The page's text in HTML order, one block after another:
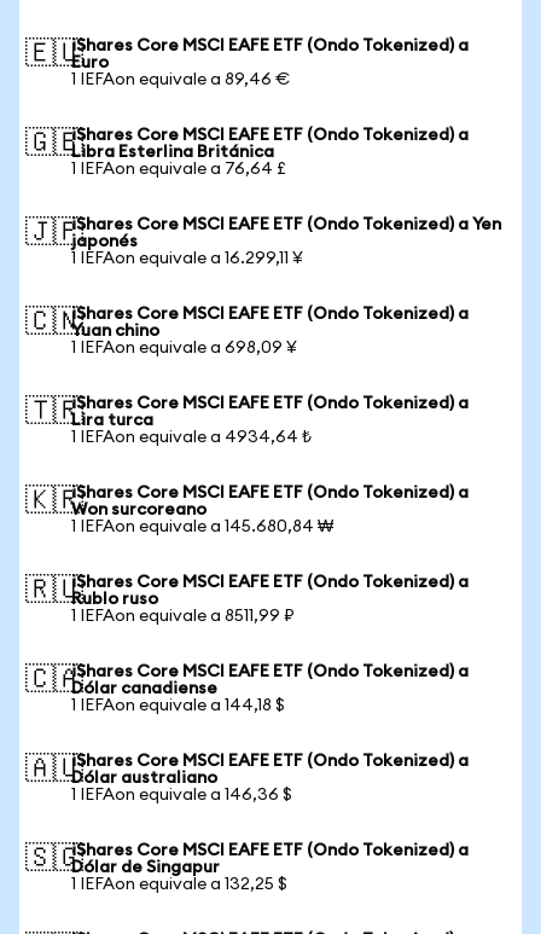
🇪🇺iShares Core MSCI EAFE ETF (Ondo Tokenized) a
Euro
1 IEFAon equivale a 89,46 €
🇬🇧iShares Core MSCI EAFE ETF (Ondo Tokenized) a
Libra Esterlina Británica
1 IEFAon equivale a 76,64 £
🇯🇵iShares Core MSCI EAFE ETF (Ondo Tokenized) a Yen
japonés
1 IEFAon equivale a 16.299,11 ¥
🇨🇳iShares Core MSCI EAFE ETF (Ondo Tokenized) a
Yuan chino
1 IEFAon equivale a 698,09 ¥
🇹🇷iShares Core MSCI EAFE ETF (Ondo Tokenized) a
Lira turca
1 IEFAon equivale a 4934,64 ₺
🇰🇷iShares Core MSCI EAFE ETF (Ondo Tokenized) a
Won surcoreano
1 IEFAon equivale a 145.680,84 ₩
🇷🇺iShares Core MSCI EAFE ETF (Ondo Tokenized) a
Rublo ruso
1 IEFAon equivale a 8511,99 ₽
🇨🇦iShares Core MSCI EAFE ETF (Ondo Tokenized) a
Dólar canadiense
1 IEFAon equivale a 144,18 $
🇦🇺iShares Core MSCI EAFE ETF (Ondo Tokenized) a
Dólar australiano
1 IEFAon equivale a 146,36 $
🇸🇬iShares Core MSCI EAFE ETF (Ondo Tokenized) a
Dólar de Singapur
1 IEFAon equivale a 132,25 $